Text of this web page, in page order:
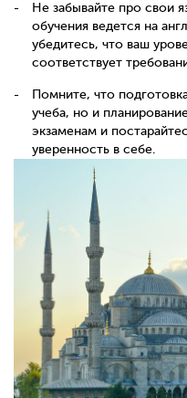
Не забывайте про свои
обучения ведется на
убедитесь, что ваш
соответствует
Помните, что
учеба, но и
экзаменам и
уверенность в себе.